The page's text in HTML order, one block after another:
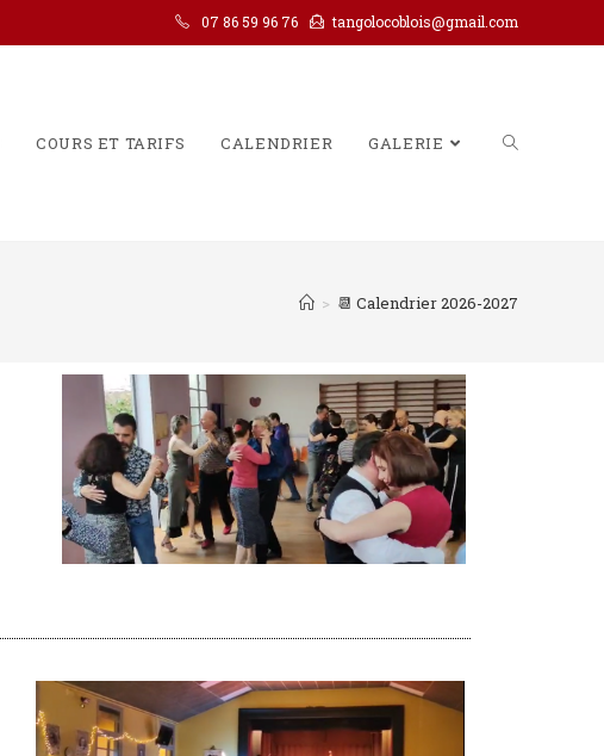
07 86 59 96 76 tangolocoblois@gmail.com
COURS ET TARIFS CALENDRIER GALERIE
> 📆 Calendrier 2026-2027